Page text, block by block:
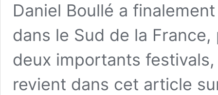
Daniel Boullé a
dans le Sud de la
deux importants
revient dans cet article